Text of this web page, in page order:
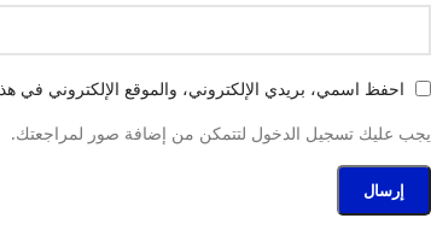
احفظ اسمي، بريدي الإلكتروني، والموقع الإلكتروني في
يجب عليك تسجيل الدخول لتتمكن من إضافة صور لمراجعتك.